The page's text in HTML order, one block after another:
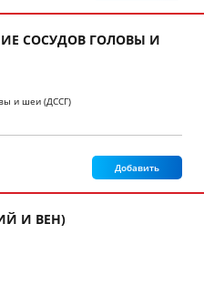
СОСУДОВ ГОЛОВЫ И
и шеи (ДССГ)
Добавить
И ВЕН)